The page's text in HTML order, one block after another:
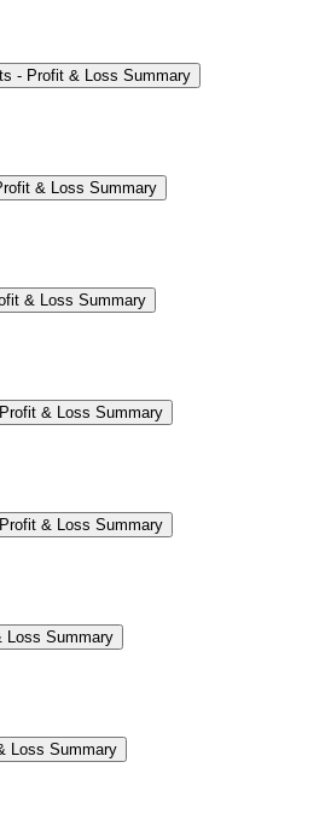
- Profit & Loss Summary
& Loss Summary
& Loss Summary
& Loss Summary
& Loss Summary
Loss Summary
Loss Summary